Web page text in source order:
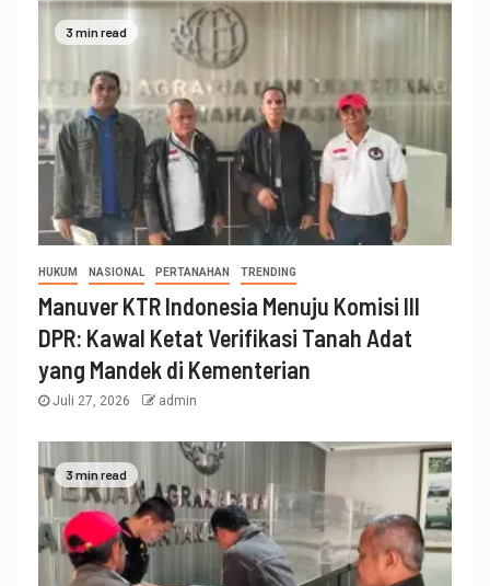
3 min read
HUKUM NASIONAL PERTANAHAN TRENDING
Manuver KTR Indonesia Menuju Komisi III
DPR: Kawal Ketat Verifikasi Tanah Adat
yang Mandek di Kementerian
Juli 27, 2026 admin
3 min read